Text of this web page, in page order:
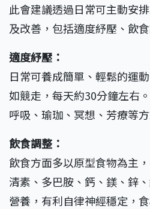
此會建議透過日常可主動安
及改善，包括適度紓壓、飲
適度紓壓：
日常可養成簡單、輕鬆的運
如競走，每天約30分鐘左右
呼吸、瑜珈、冥想、芳療等
飲食調整：
飲食方面多以原型食物為主
清素、多巴胺、鈣、鎂、鋅
營養，有利自律神經穩定，